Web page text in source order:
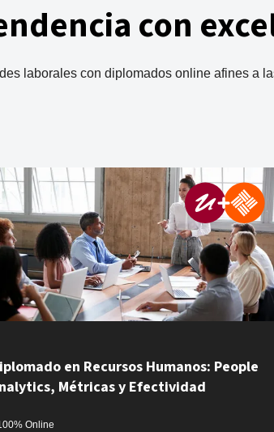
con
laborales con diplomados online afines a
en Recursos Humanos: People
Métricas y Efectividad
Online